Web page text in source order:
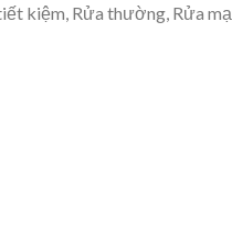
kiệm, Rửa thường, Rửa